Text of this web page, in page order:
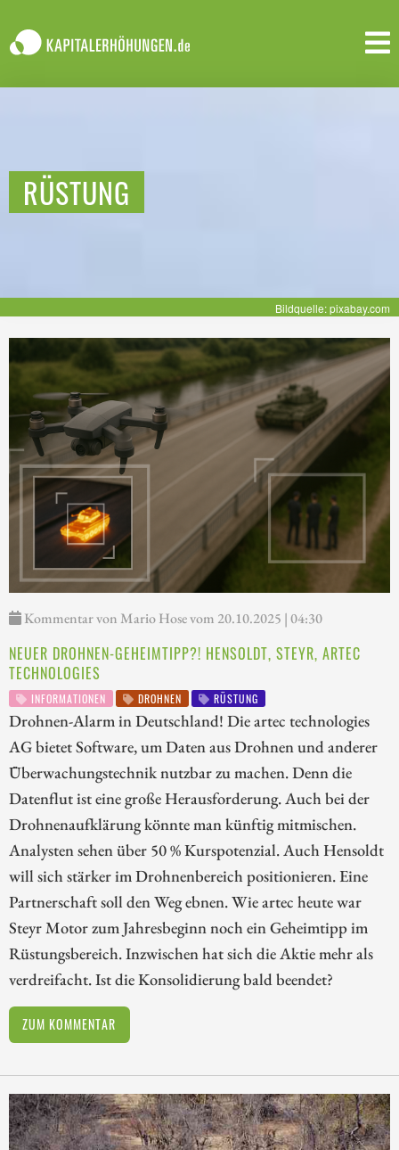
RÜSTUNG
Bildquelle: pixabay.com
Kommentar von Mario Hose vom 20.10.2025 | 04:30
NEUER DROHNEN-GEHEIMTIPP?! HENSOLDT, STEYR, ARTEC
TECHNOLOGIES
INFORMATIONEN DROHNEN RÜSTUNG
Drohnen-Alarm in Deutschland! Die artec technologies
AG bietet Software, um Daten aus Drohnen und anderer
Überwachungstechnik nutzbar zu machen. Denn die
Datenflut ist eine große Herausforderung. Auch bei der
Drohnenaufklärung könnte man künftig mitmischen.
Analysten sehen über 50 % Kurspotenzial. Auch Hensoldt
will sich stärker im Drohnenbereich positionieren. Eine
Partnerschaft soll den Weg ebnen. Wie artec heute war
Steyr Motor zum Jahresbeginn noch ein Geheimtipp im
Rüstungsbereich. Inzwischen hat sich die Aktie mehr als
verdreifacht. Ist die Konsolidierung bald beendet?
ZUM KOMMENTAR